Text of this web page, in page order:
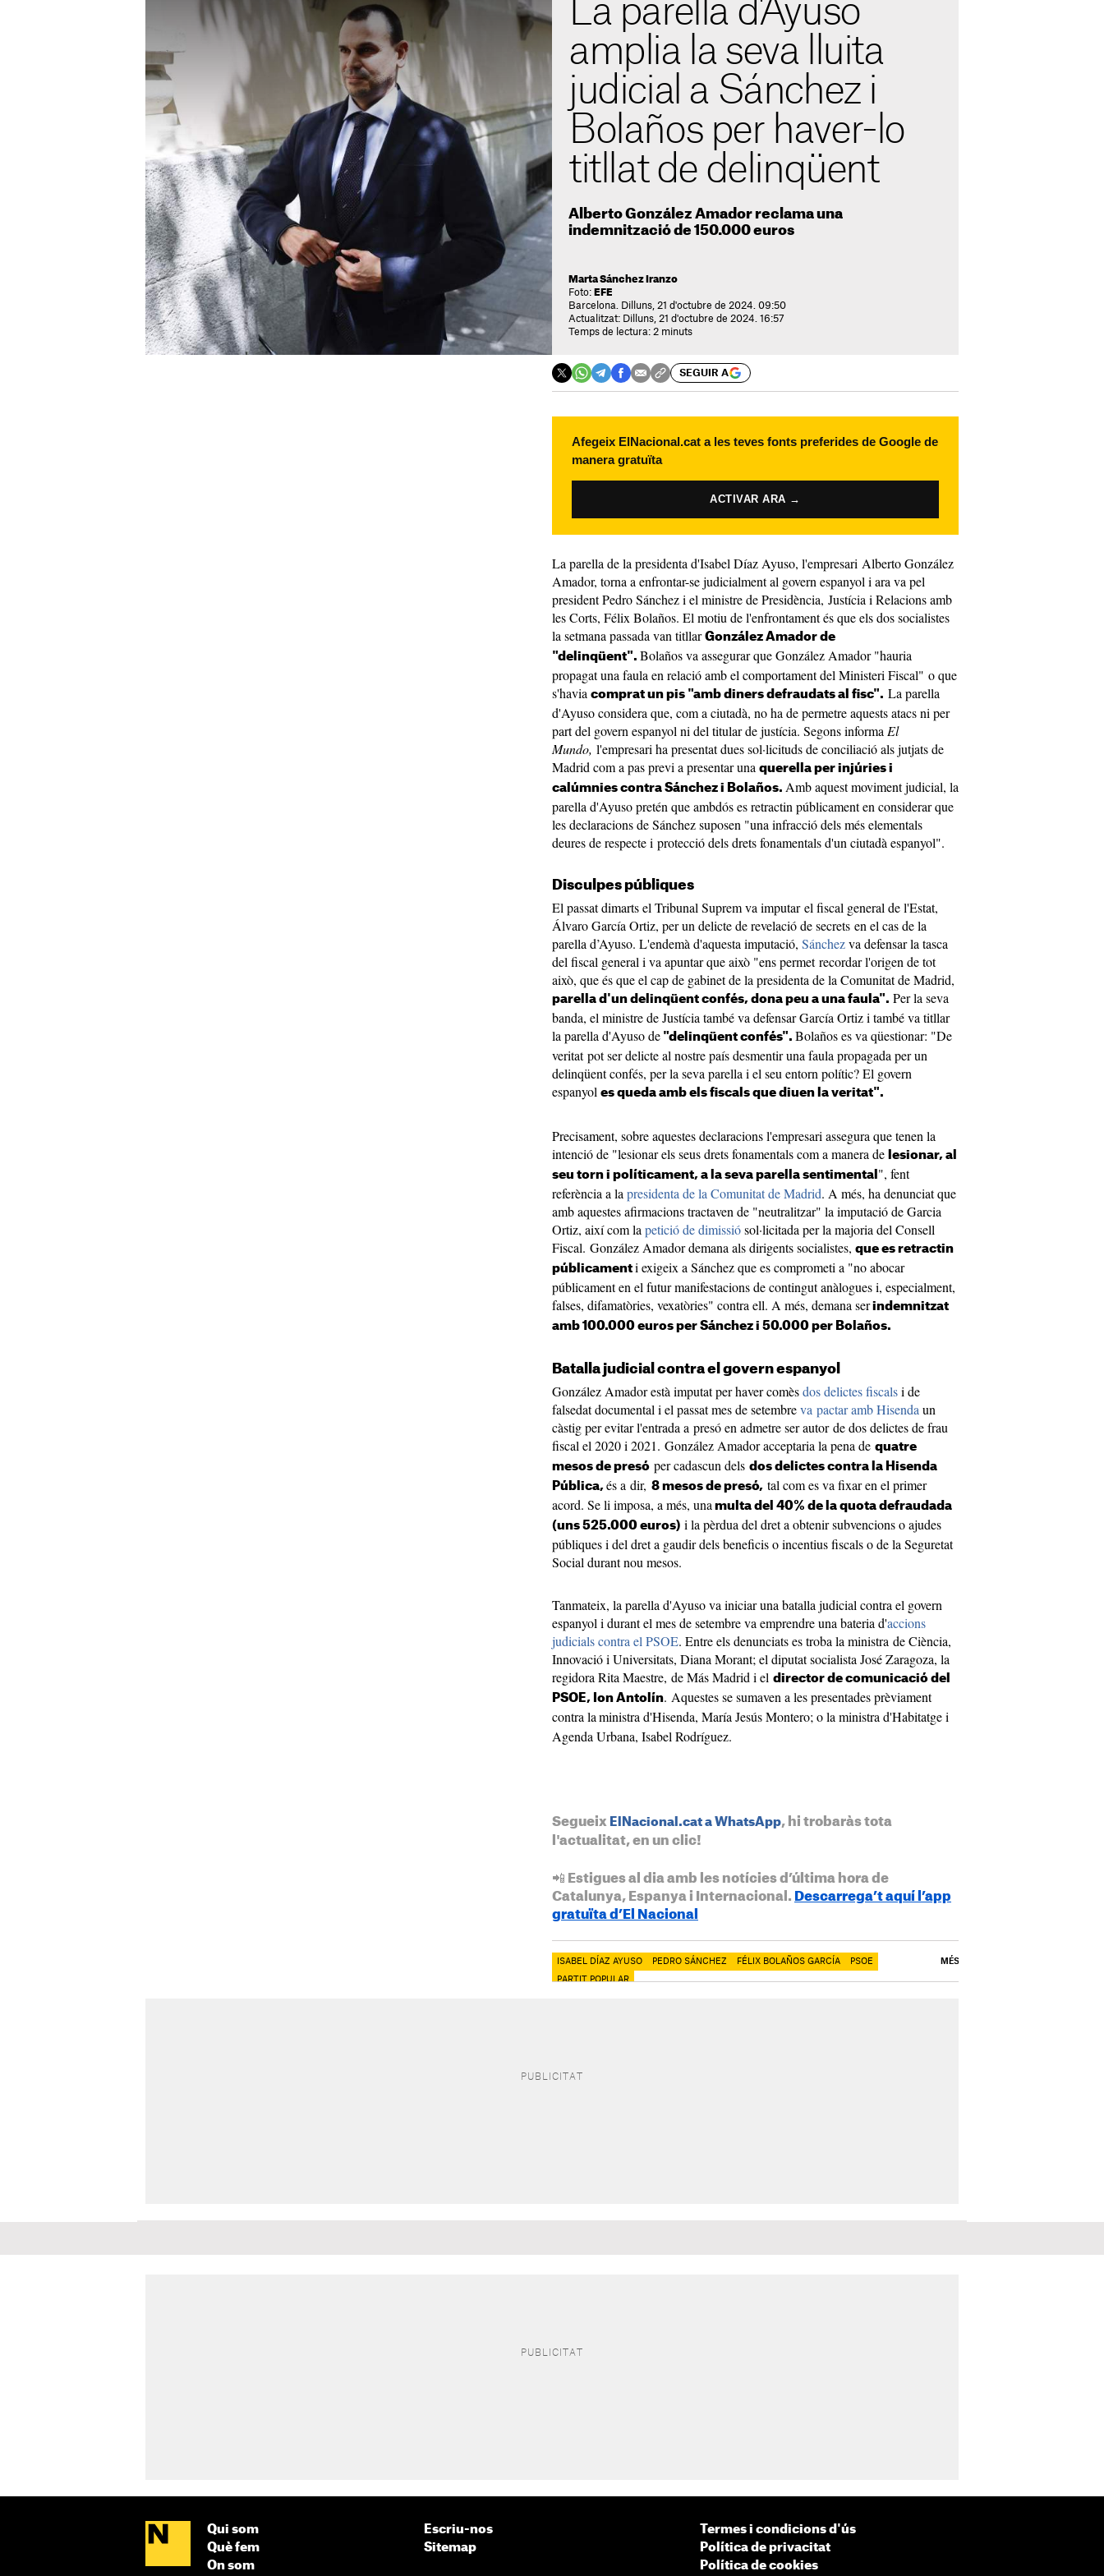
La parella d'Ayuso
amplia la seva lluita
judicial a Sánchez i
Bolaños per haver-lo
titllat de delinqüent
Alberto González Amador reclama una
indemnització de 150.000 euros
Marta Sánchez Iranzo
Foto: EFE
Barcelona. Dilluns, 21 d'octubre de 2024. 09:50
Actualitzat: Dilluns, 21 d'octubre de 2024. 16:57
Temps de lectura: 2 minuts
SEGUIR A
Afegeix ElNacional.cat a les teves fonts preferides de Google de
manera gratuïta
ACTIVAR ARA →
La parella de la presidenta d'Isabel Díaz Ayuso, l'empresari Alberto González
Amador, torna a enfrontar-se judicialment al govern espanyol i ara va pel
president Pedro Sánchez i el ministre de Presidència, Justícia i Relacions amb
les Corts, Félix Bolaños. El motiu de l'enfrontament és que els dos socialistes
la setmana passada van titllar González Amador de
"delinqüent". Bolaños va assegurar que González Amador "hauria
propagat una faula en relació amb el comportament del Ministeri Fiscal" o que
s'havia comprat un pis "amb diners defraudats al fisc". La parella
d'Ayuso considera que, com a ciutadà, no ha de permetre aquests atacs ni per
part del govern espanyol ni del titular de justícia. Segons informa El
Mundo, l'empresari ha presentat dues sol·licituds de conciliació als jutjats de
Madrid com a pas previ a presentar una querella per injúries i
calúmnies contra Sánchez i Bolaños. Amb aquest moviment judicial, la
parella d'Ayuso pretén que ambdós es retractin públicament en considerar que
les declaracions de Sánchez suposen "una infracció dels més elementals
deures de respecte i protecció dels drets fonamentals d'un ciutadà espanyol".
Disculpes públiques
El passat dimarts el Tribunal Suprem va imputar el fiscal general de l'Estat,
Álvaro García Ortiz, per un delicte de revelació de secrets en el cas de la
parella d’Ayuso. L'endemà d'aquesta imputació, Sánchezva defensar la tasca
del fiscal general i va apuntar que això "ens permet recordar l'origen de tot
això, que és que el cap de gabinet de la presidenta de la Comunitat de Madrid,
parella d'un delinqüent confés, dona peu a una faula". Per la seva
banda, el ministre de Justícia també va defensar García Ortiz i també va titllar
la parella d'Ayuso de "delinqüent confés". Bolaños es va qüestionar: "De
veritat pot ser delicte al nostre país desmentir una faula propagada per un
delinqüent confés, per la seva parella i el seu entorn polític? El govern
espanyol es queda amb els fiscals que diuen la veritat".
Precisament, sobre aquestes declaracions l'empresari assegura que tenen la
intenció de "lesionar els seus drets fonamentals com a manera de lesionar, al
seu torn i políticament, a la seva parella sentimental ", fent
referència a la presidenta de la Comunitat de Madrid. A més, ha denunciat que
amb aquestes afirmacions tractaven de "neutralitzar" la imputació de Garcia
Ortiz, així com la petició de dimissiósol·licitada per la majoria del Consell
Fiscal. González Amador demana als dirigents socialistes, que es retractin
públicament i exigeix a Sánchez que es comprometi a "no abocar
públicament en el futur manifestacions de contingut anàlogues i, especialment,
falses, difamatòries, vexatòries" contra ell. A més, demana serindemnitzat
amb 100.000 euros per Sánchez i 50.000 per Bolaños.
Batalla judicial contra el govern espanyol
González Amador està imputat per haver comèsdos delictes fiscalsi de
falsedat documental i el passat mes de setembreva pactar amb Hisenda un
càstig per evitar l'entrada a presó en admetre ser autor de dos delictes de frau
fiscal el 2020 i 2021. González Amador acceptaria la pena de quatre
mesos de presó per cadascun dels dos delictes contra la Hisenda
Pública, és a dir, 8 mesos de presó, tal com es va fixar en el primer
acord. Se li imposa, a més, una multa del 40% de la quota defraudada
(uns 525.000 euros) i la pèrdua del dret a obtenir subvencions o ajudes
públiques i del dret a gaudir dels beneficis o incentius fiscals o de la Seguretat
Social durant nou mesos.
Tanmateix, la parella d'Ayuso va iniciar una batalla judicial contra el govern
espanyol i durant el mes de setembre va emprendre una bateria d'accions
judicials contra el PSOE. Entre els denunciats es troba la ministra de Ciència,
Innovació i Universitats, Diana Morant; el diputat socialista José Zaragoza, la
regidora Rita Maestre, de Más Madrid i el director de comunicació del
PSOE, Ion Antolín. Aquestes se sumaven a les presentades prèviament
contra laministra d'Hisenda, María Jesús Montero; o la ministra d'Habitatge i
Agenda Urbana, Isabel Rodríguez.
Segueix ElNacional.cat a WhatsApp, hi trobaràs tota
l'actualitat, en un clic!
📲 Estigues al dia amb les notícies d’última hora de
Catalunya, Espanya i Internacional. Descarrega’t aquí l’app
gratuïta d’El Nacional
ISABEL DÍAZ AYUSO PEDRO SÁNCHEZ FÉLIX BOLAÑOS GARCÍA PSOE
PARTIT POPULAR
MÉS
Qui som
Què fem
On som
Escriu-nos
Sitemap
Termes i condicions d'ús
Política de privacitat
Política de cookies